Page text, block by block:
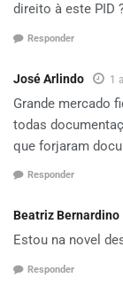
direito à este PID
Responder
José Arlindo 1
Grande mercado
todas
que forjaram
Responder
Beatriz Bernardino
Estou na novel
Responder